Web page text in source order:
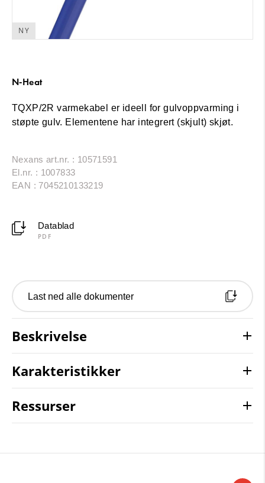
NY
N-Heat
TQXP/2R varmekabel er ideell for gulvoppvarming i
støpte gulv. Elementene har integrert (skjult) skjøt.
Nexans art.nr. : 10571591
El.nr. : 1007833
EAN : 7045210133219
Datablad
PDF
Last ned alle dokumenter
Beskrivelse
Karakteristikker
Ressurser